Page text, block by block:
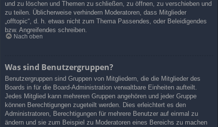
und zu löschen und Themen zu schließen, zu öffnen, zu verschieben und
zu teilen. Üblicherweise verhindern Moderatoren, dass Mitglieder
„offtopic“, d. h. etwas nicht zum Thema Passendes, oder Beleidigendes
bzw. Angreifendes schreiben.
Nach oben
Was sind Benutzergruppen?
Benutzergruppen sind Gruppen von Mitgliedern, die die Mitglieder des
Boards in für die Board-Administration verwaltbare Einheiten aufteilt.
Jedes Mitglied kann mehreren Gruppen angehören und jeder Gruppe
können Berechtigungen zugeteilt werden. Dies erleichtert es den
Administratoren, Berechtigungen für mehrere Benutzer auf einmal zu
ändern und sie zum Beispiel zu Moderatoren eines Bereichs zu machen